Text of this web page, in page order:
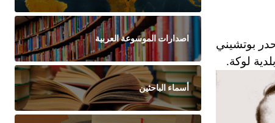
بوتشيني
لوكة.
اصدارات الموسوعة العربية
أسماء الباحثين